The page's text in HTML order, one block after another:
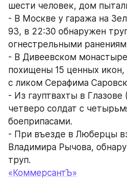
шести человек, дом
- В Москве у гаража на
93, в 22:30 обнаружен
огнестрельными
- В Дивеевском
похищены 15 ценных
с ликом Серафима
- Из гауптвахты в
четверо солдат с
боеприпасами.
- При въезде в Люберцы
Владимира Рычова,
труп.
«КоммерсантЪ»